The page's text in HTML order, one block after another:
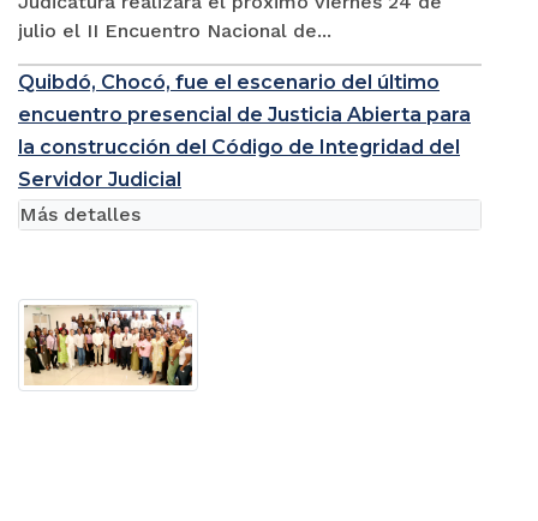
julio el II Encuentro Nacional de...
Quibdó, Chocó, fue el escenario del último
encuentro presencial de Justicia Abierta para
la construcción del Código de Integridad del
Servidor Judicial
Más detalles